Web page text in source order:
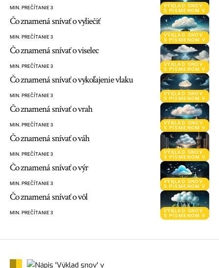
VÝKLAD SNOV
S PÍSMENOM V
MIN. PREČÍTANIE 3
VÝKLAD SNOV
S PÍSMENOM V
Čo znamená snívať o vyliečiť
MIN. PREČÍTANIE 3
VÝKLAD SNOV
S PÍSMENOM V
Čo znamená snívať o viselec
MIN. PREČÍTANIE 3
VÝKLAD SNOV
S PÍSMENOM V
Čo znamená snívať o vykoľajenie vlaku
MIN. PREČÍTANIE 3
VÝKLAD SNOV
S PÍSMENOM V
Čo znamená snívať o vrah
MIN. PREČÍTANIE 3
VÝKLAD SNOV
S PÍSMENOM V
Čo znamená snívať o váh
MIN. PREČÍTANIE 3
VÝKLAD SNOV
S PÍSMENOM V
Čo znamená snívať o výr
MIN. PREČÍTANIE 3
VÝKLAD SNOV
S PÍSMENOM V
Čo znamená snívať o vôl
MIN. PREČÍTANIE 3